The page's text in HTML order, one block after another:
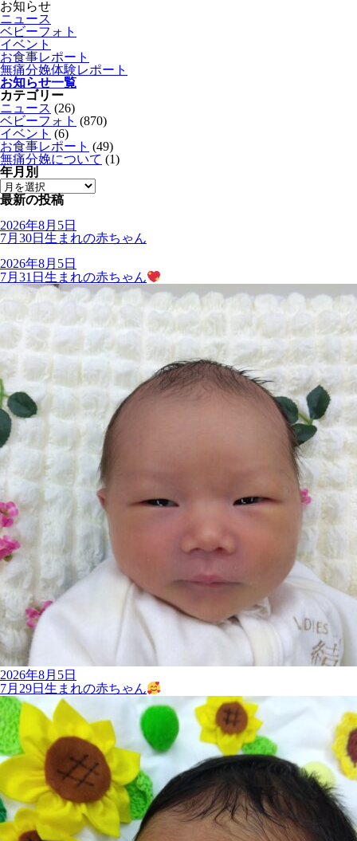
お知らせ
ニュース
ベビーフォト
イベント
お食事レポート
無痛分娩体験レポート
お知らせ一覧
カテゴリー
ニュース (26)
ベビーフォト (870)
イベント (6)
お食事レポート (49)
無痛分娩について (1)
年月別
最新の投稿
2026年8月5日
7月30日生まれの赤ちゃん
2026年8月5日
7月31日生まれの赤ちゃん
2026年8月5日
7月29日生まれの赤ちゃん